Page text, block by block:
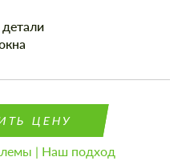
ЦЕНУ
| Наш подход